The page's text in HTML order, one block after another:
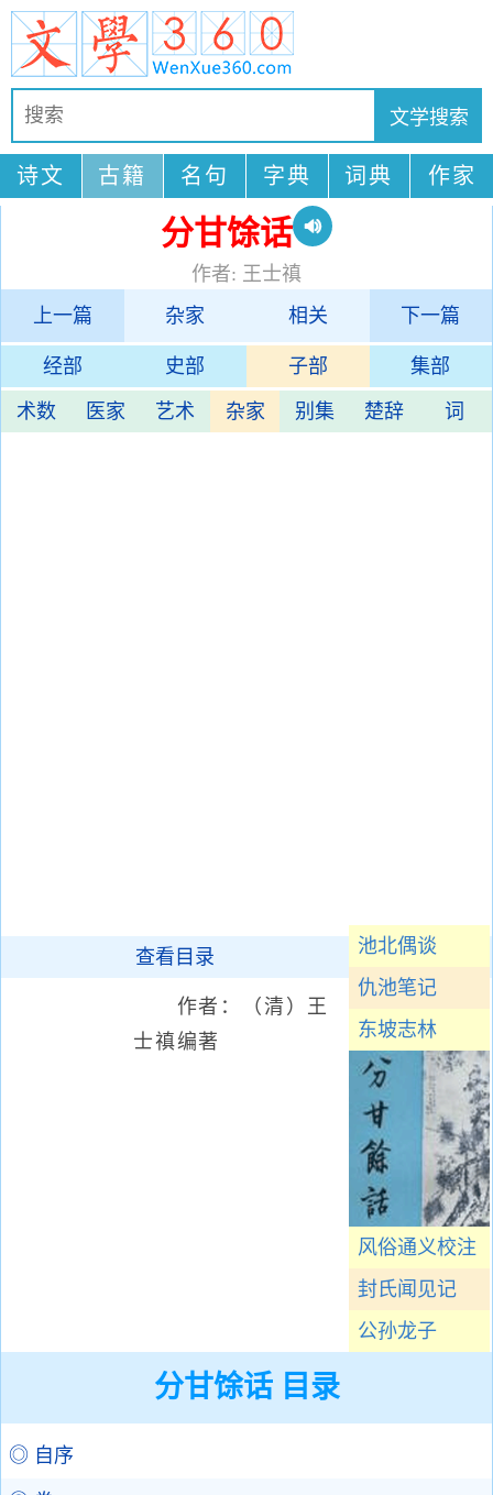
诗文 古籍 名句 字典 词典 作家
分甘馀话
作者: 王士禛
上一篇
杂家 相关 下一篇
经部 史部 子部 集部
术数 医家 艺术 杂家 别集 楚辞 词
池北偶谈
仇池笔记
东坡志林
风俗通义校注
封氏闻见记
公孙龙子
查看目录
作者：（清）王
士禛编著
分甘馀话 目录
◎ 自序